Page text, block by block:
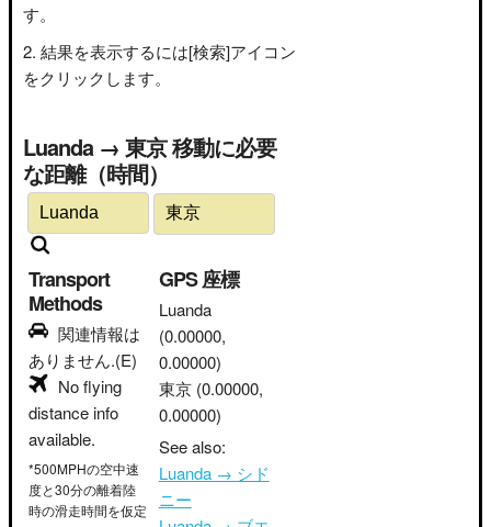
す。
結果を表示するには[検索]アイコン
をクリックします。
Luanda → 東京 移動に必要
な距離（時間）
Transport
Methods
関連情報は
ありません.(E)
No flying
distance info
available.
*500MPHの空中速
度と30分の離着陸
時の滑走時間を仮定
GPS 座標
Luanda
(0.00000,
0.00000)
東京 (0.00000,
0.00000)
See also:
Luanda → シド
ニー